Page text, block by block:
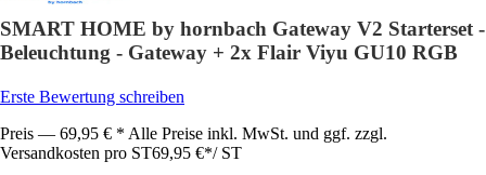
SMART HOME by hornbach Gateway V2 Starterset -
Beleuchtung - Gateway + 2x Flair Viyu GU10 RGB
Erste Bewertung schreiben
Preis — 69,95 € * Alle Preise inkl. MwSt. und ggf. zzgl.
Versandkosten pro ST69,95 €*/ ST